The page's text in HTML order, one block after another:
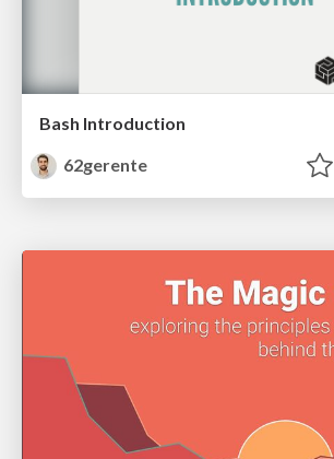
Bash Introduction
62gerente